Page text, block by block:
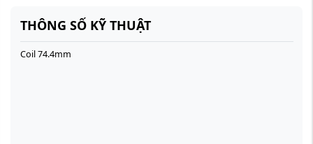
THÔNG SỐ KỸ THUẬT
Coil 74.4mm